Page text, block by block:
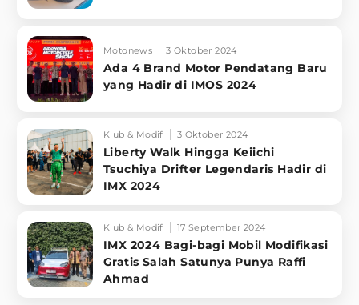
Motonews 3 Oktober 2024
Ada 4 Brand Motor Pendatang Baru
yang Hadir di IMOS 2024
Klub & Modif 3 Oktober 2024
Liberty Walk Hingga Keiichi
Tsuchiya Drifter Legendaris Hadir di
IMX 2024
Klub & Modif 17 September 2024
IMX 2024 Bagi-bagi Mobil Modifikasi
Gratis Salah Satunya Punya Raffi
Ahmad